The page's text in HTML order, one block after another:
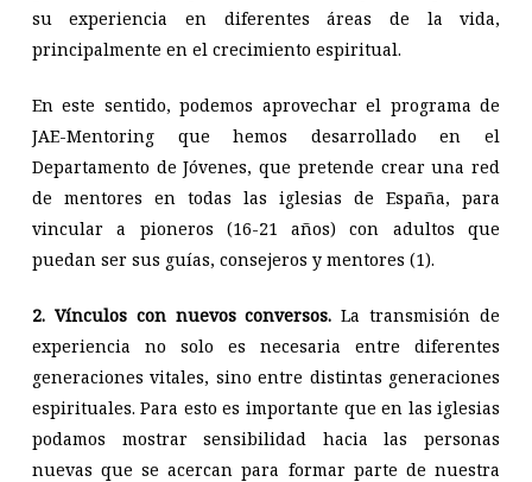
su experiencia en diferentes áreas de la vida,
principalmente en el crecimiento espiritual.
En este sentido, podemos aprovechar el programa de
JAE-Mentoring que hemos desarrollado en el
Departamento de Jóvenes, que pretende crear una red
de mentores en todas las iglesias de España, para
vincular a pioneros (16-21 años) con adultos que
puedan ser sus guías, consejeros y mentores (1).
2. Vínculos con nuevos conversos. La transmisión de
experiencia no solo es necesaria entre diferentes
generaciones vitales, sino entre distintas generaciones
espirituales. Para esto es importante que en las iglesias
podamos mostrar sensibilidad hacia las personas
nuevas que se acercan para formar parte de nuestra